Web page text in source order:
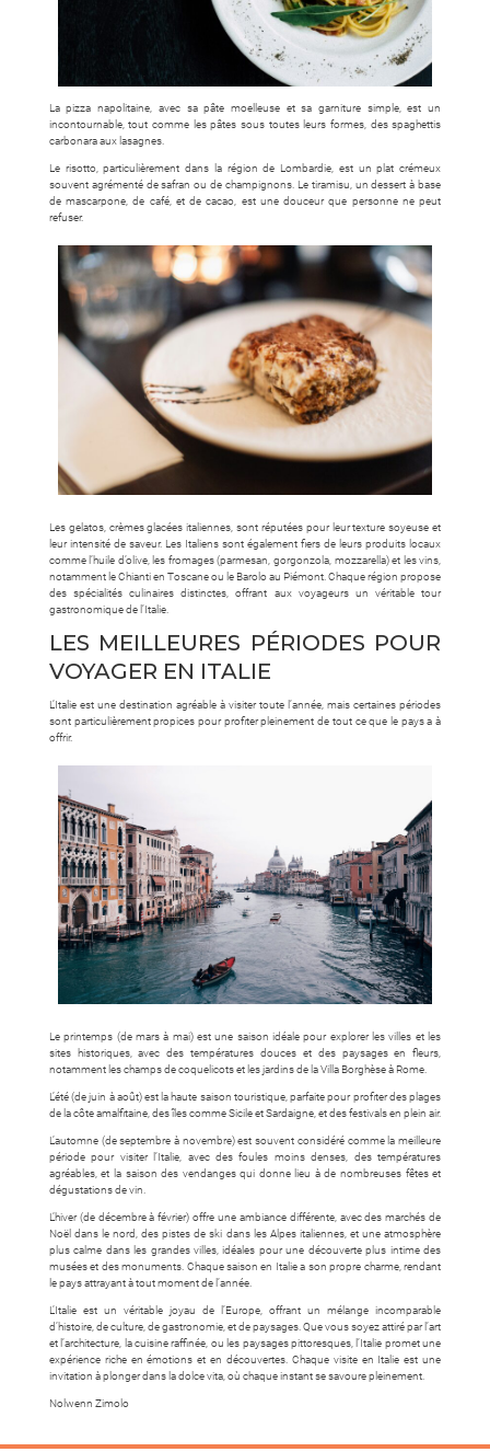
La pizza napolitaine, avec sa pâte moelleuse et sa garniture simple, est un
incontournable, tout comme les pâtes sous toutes leurs formes, des spaghettis
carbonara aux lasagnes.
Le risotto, particulièrement dans la région de Lombardie, est un plat crémeux
souvent agrémenté de safran ou de champignons. Le tiramisu, un dessert à base
de mascarpone, de café, et de cacao, est une douceur que personne ne peut
refuser.
Les gelatos, crèmes glacées italiennes, sont réputées pour leur texture soyeuse et
leur intensité de saveur. Les Italiens sont également fiers de leurs produits locaux
comme l’huile d’olive, les fromages (parmesan, gorgonzola, mozzarella) et les vins,
notamment le Chianti en Toscane ou le Barolo au Piémont. Chaque région propose
des spécialités culinaires distinctes, offrant aux voyageurs un véritable tour
gastronomique de l’Italie.
LES MEILLEURES PÉRIODES POUR
VOYAGER EN ITALIE
L’Italie est une destination agréable à visiter toute l’année, mais certaines périodes
sont particulièrement propices pour profiter pleinement de tout ce que le pays a à
offrir.
Le printemps (de mars à mai) est une saison idéale pour explorer les villes et les
sites historiques, avec des températures douces et des paysages en fleurs,
notamment les champs de coquelicots et les jardins de la Villa Borghèse à Rome.
L’été (de juin à août) est la haute saison touristique, parfaite pour profiter des plages
de la côte amalfitaine, des îles comme Sicile et Sardaigne, et des festivals en plein air.
L’automne (de septembre à novembre) est souvent considéré comme la meilleure
période pour visiter l’Italie, avec des foules moins denses, des températures
agréables, et la saison des vendanges qui donne lieu à de nombreuses fêtes et
dégustations de vin.
L’hiver (de décembre à février) offre une ambiance différente, avec des marchés de
Noël dans le nord, des pistes de ski dans les Alpes italiennes, et une atmosphère
plus calme dans les grandes villes, idéales pour une découverte plus intime des
musées et des monuments. Chaque saison en Italie a son propre charme, rendant
le pays attrayant à tout moment de l’année.
L’Italie est un véritable joyau de l’Europe, offrant un mélange incomparable
d’histoire, de culture, de gastronomie, et de paysages. Que vous soyez attiré par l’art
et l’architecture, la cuisine raffinée, ou les paysages pittoresques, l’Italie promet une
expérience riche en émotions et en découvertes. Chaque visite en Italie est une
invitation à plonger dans la dolce vita, où chaque instant se savoure pleinement.
Nolwenn Zimolo